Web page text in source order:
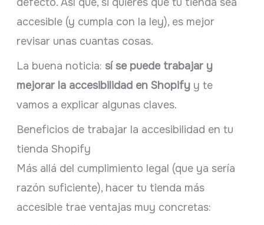
accesible (y cumpla con la ley), es mejor
revisar unas cuantas cosas.
La buena noticia: sí se puede trabajar y
mejorar la accesibilidad en Shopifyy te
vamos a explicar algunas claves.
Beneficios de trabajar la accesibilidad en tu
tienda Shopify
Más allá del cumplimiento legal (que ya sería
razón suficiente), hacer tu tienda más
accesible trae ventajas muy concretas: